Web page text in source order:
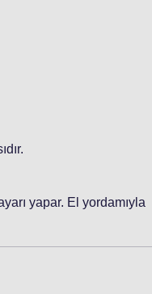
yapar. El yordamıyla